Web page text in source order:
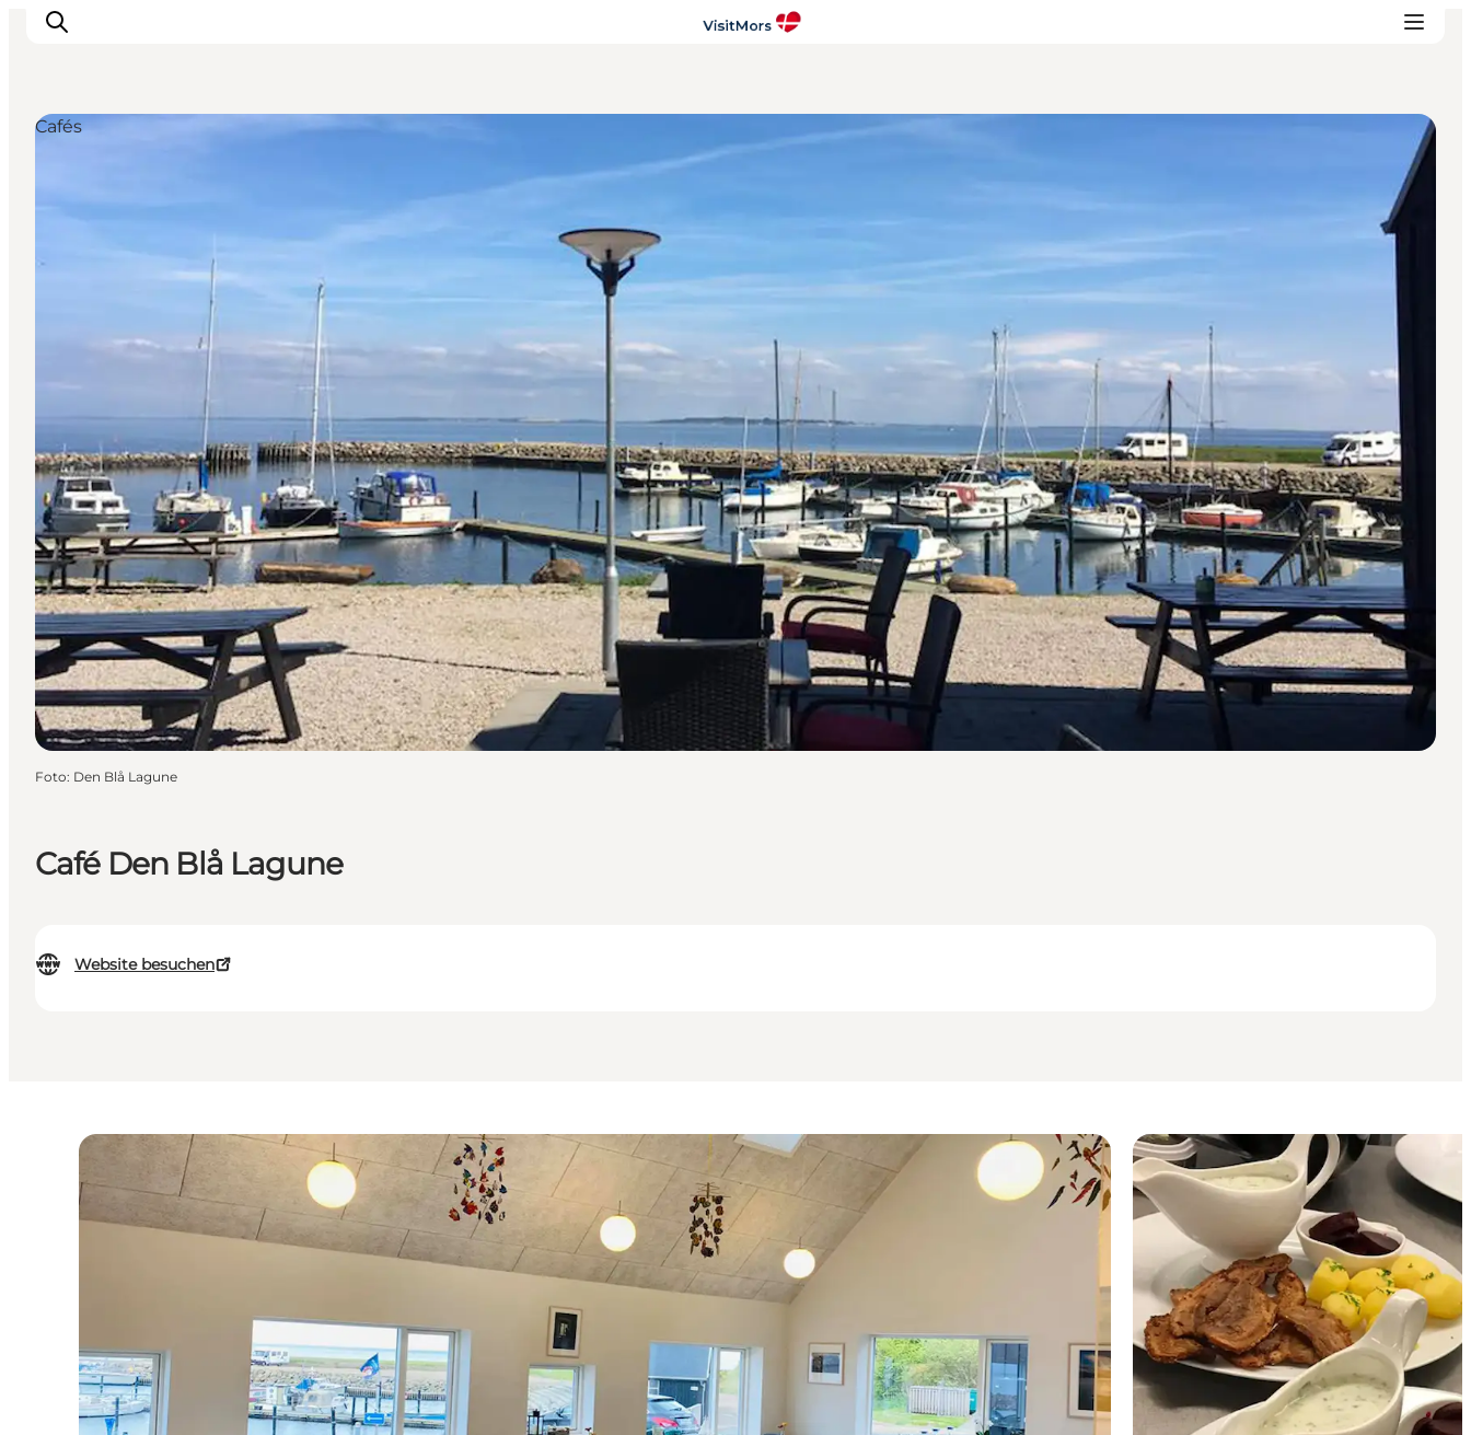
Erlebnisse
Infos über Mors
Pauschalreisen / Urlaub
Planen Sie Ihre Reise
Café Den Blå Lagune
Website besuchen
Cafés
Foto: Den Blå Lagune